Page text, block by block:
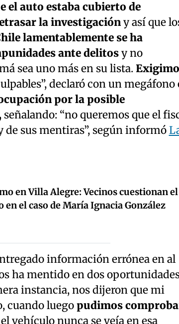
el auto estaba cubierto de
la investigacióny así que
lamentablemente se ha
ante delitosy no
sea uno más en su lista.
declaró con un megáfono
por la posible
señalando: “no queremos que el
de sus mentiras”, según informó
en Villa Alegre: Vecinos cuestionan el
el caso de María Ignacia González
información errónea en al
ha mentido en dos
instancia, nos dijeron que mi
cuando luegopudimos
vehículo nunca se veía en esa